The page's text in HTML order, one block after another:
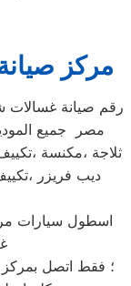
مركز
رقم صيانة غسالات
مصر جميع
اسطول سيارات
؛ فقط اتصل